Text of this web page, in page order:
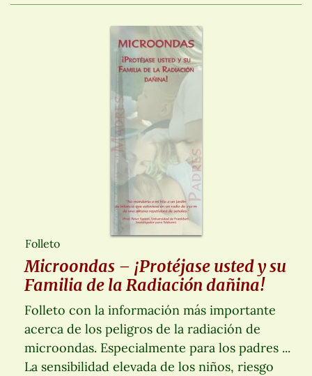
Folleto
Microondas – ¡Protéjase usted y su
Familia de la Radiación dañina!
Folleto con la información más importante
acerca de los peligros de la radiación de
microondas. Especialmente para los padres ...
La sensibilidad elevada de los niños, riesgo